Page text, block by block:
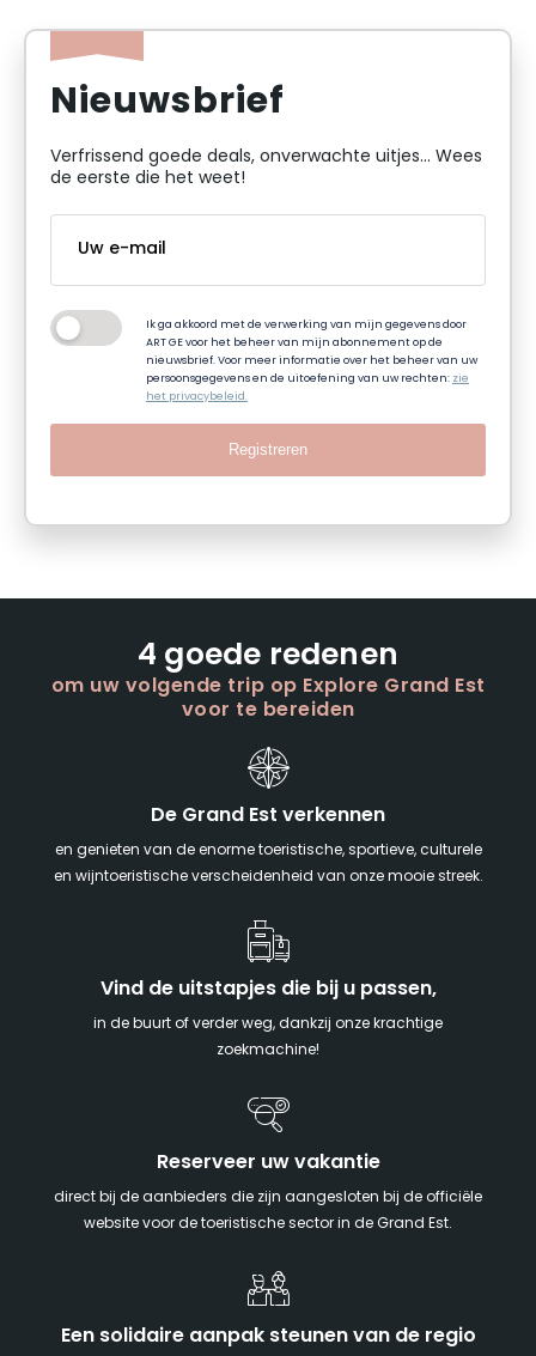
Nieuwsbrief
Verfrissend goede deals, onverwachte uitjes... Wees
de eerste die het weet!
Ik ga akkoord met de verwerking van mijn gegevens door
ART GE voor het beheer van mijn abonnement op de
nieuwsbrief. Voor meer informatie over het beheer van uw
persoonsgegevens en de uitoefening van uw rechten: zie
het privacybeleid.
Registreren
4 goede redenen
om uw volgende trip op Explore Grand Est
voor te bereiden
De Grand Est verkennen
en genieten van de enorme toeristische, sportieve, culturele
en wijntoeristische verscheidenheid van onze mooie streek.
Vind de uitstapjes die bij u passen,
in de buurt of verder weg, dankzij onze krachtige
zoekmachine!
Reserveer uw vakantie
direct bij de aanbieders die zijn aangesloten bij de officiële
website voor de toeristische sector in de Grand Est.
Een solidaire aanpak steunen van de regio